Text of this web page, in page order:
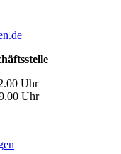
Uhr
Uhr